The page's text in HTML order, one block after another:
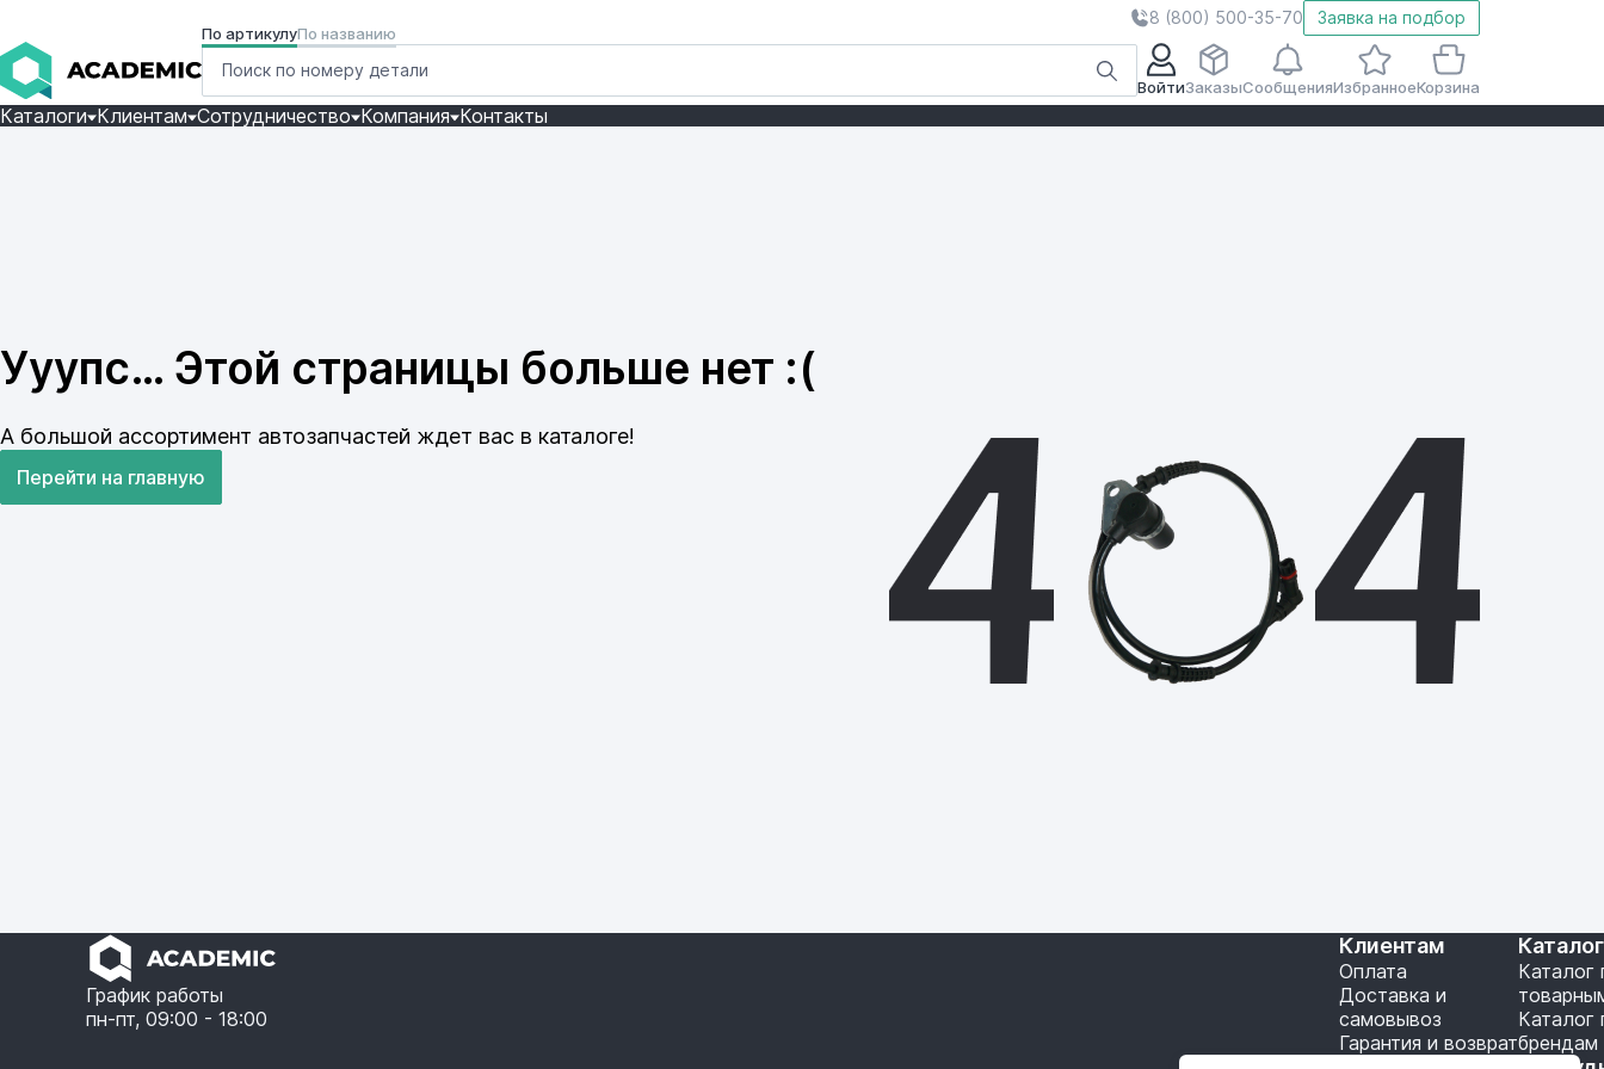
8 (800) 500-35-70 Заявка на подбор
По артикулуПо названию
ВойтиЗаказыСообщенияИзбранноеКорзина
Каталоги Клиентам Сотрудничество Компания Контакты
Ууупс… Этой страницы больше нет :(
А большой ассортимент автозапчастей ждет вас в каталоге!
Перейти на главную
График работы
пн-пт, 09:00 - 18:00
Клиентам
Оплата
Доставка и
самовывоз
Гарантия и возврат
Каталог
Каталог
брендам